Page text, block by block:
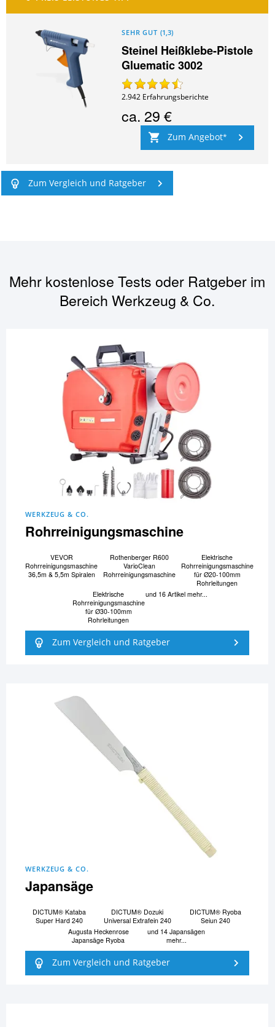
SEHR GUT (1,3)
Steinel Heißklebe-Pistole
Gluematic 3002
2.942 Erfahrungsberichte
ca. 29 €
Zum Angebot
Zum Vergleich und Ratgeber
Mehr kostenlose Tests oder Ratgeber im
BereichWerkzeug & Co.
WERKZEUG & CO.
Rohrreinigungsmaschine
VEVOR
Rohrreinigungsmaschine
36,5m & 5,5m Spiralen
Rothenberger R600
VarioClean
Rohrreinigungsmaschine
Elektrische
Rohrreinigungsmaschine
für Ø20-100mm
Rohrleitungen
Elektrische
Rohrreinigungsmaschine
für Ø30-100mm
Rohrleitungen
und 16 Artikel mehr...
Zum Vergleich und Ratgeber
WERKZEUG & CO.
Japansäge
DICTUM® Kataba
Super Hard 240
DICTUM® Dozuki
Universal Extrafein 240
DICTUM® Ryoba
Seiun 240
Augusta Heckenrose
Japansäge Ryoba
und 14 Japansägen
mehr...
Zum Vergleich und Ratgeber